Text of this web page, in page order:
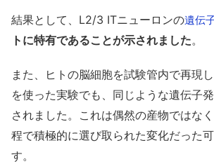
結果として、L2/3 ITニューロンの遺伝
トに特有であることが示されました。
また、ヒトの脳細胞を試験管内で再現
を使った実験でも、同じような遺伝子
されました。これは偶然の産物ではな
程で積極的に選び取られた変化だった
す。